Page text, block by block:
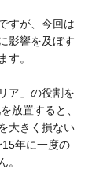
すが、今回は
影響を及ぼす
す。
ア」の役割を
放置すると、
大きく損ない
年に一度の
。